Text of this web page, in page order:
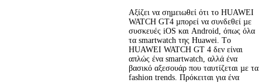
Αξίζει να σηµειωθεί ότι το HUAWEI
WATCH GT4 µπορεί να συνδεθεί µε
συσκευές iOS και Android, όπως όλα
τα smartwatch της Huawei. Τo
HUAWEI WATCH GT 4 δεν είναι
απλώς ένα smartwatch, αλλά ένα
βασικό αξεσουάρ που ταυτίζεται µε τα
fashion trends. Πρόκειται για ένα